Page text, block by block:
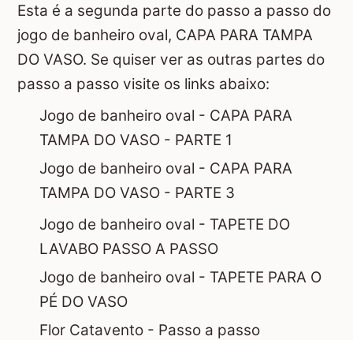
Esta é a segunda parte do passo a passo do
jogo de banheiro oval, CAPA PARA TAMPA
DO VASO. Se quiser ver as outras partes do
passo a passo visite os links abaixo:
Jogo de banheiro oval - CAPA PARA
TAMPA DO VASO - PARTE 1
Jogo de banheiro oval - CAPA PARA
TAMPA DO VASO - PARTE 3
Jogo de banheiro oval - TAPETE DO
LAVABO PASSO A PASSO
Jogo de banheiro oval - TAPETE PARA O
PÉ DO VASO
Flor Catavento - Passo a passo